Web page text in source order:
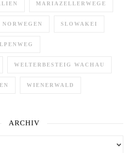
MARIAZELLERWEGE
NORWEGEN SLOWAKEI
WELTERBESTEIG WACHAU
WIENERWALD
ARCHIV